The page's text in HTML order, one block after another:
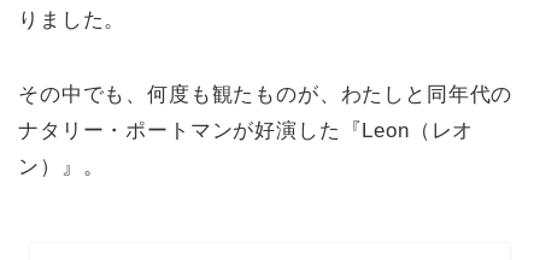
りました。
その中でも、何度も観たものが、わたしと同年代の
ナタリー・ポートマンが好演した『Leon（レオ
ン）』。